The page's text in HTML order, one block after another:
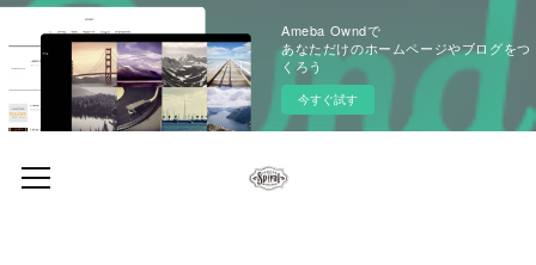
Ameba Owndで
あなただけのホームページやブログをつ
くろう
今すぐ試す